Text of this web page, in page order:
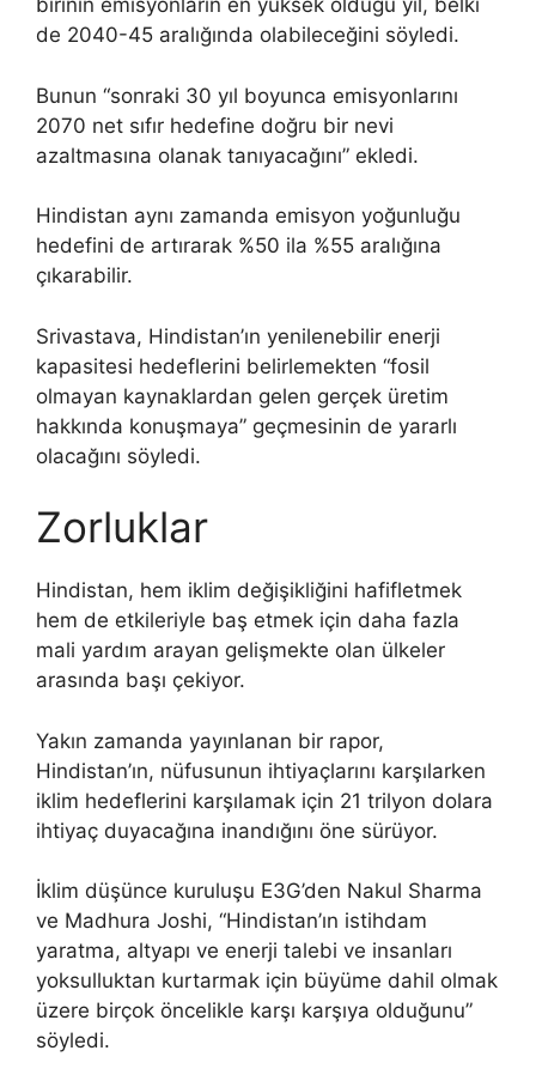
birinin emisyonların en yüksek olduğu yıl, belki
de 2040-45 aralığında olabileceğini söyledi.
Bunun “sonraki 30 yıl boyunca emisyonlarını
2070 net sıfır hedefine doğru bir nevi
azaltmasına olanak tanıyacağını” ekledi.
Hindistan aynı zamanda emisyon yoğunluğu
hedefini de artırarak %50 ila %55 aralığına
çıkarabilir.
Srivastava, Hindistan’ın yenilenebilir enerji
kapasitesi hedeflerini belirlemekten “fosil
olmayan kaynaklardan gelen gerçek üretim
hakkında konuşmaya” geçmesinin de yararlı
olacağını söyledi.
Zorluklar
Hindistan, hem iklim değişikliğini hafifletmek
hem de etkileriyle baş etmek için daha fazla
mali yardım arayan gelişmekte olan ülkeler
arasında başı çekiyor.
Yakın zamanda yayınlanan bir rapor,
Hindistan’ın, nüfusunun ihtiyaçlarını karşılarken
iklim hedeflerini karşılamak için 21 trilyon dolara
ihtiyaç duyacağına inandığını öne sürüyor.
İklim düşünce kuruluşu E3G’den Nakul Sharma
ve Madhura Joshi, “Hindistan’ın istihdam
yaratma, altyapı ve enerji talebi ve insanları
yoksulluktan kurtarmak için büyüme dahil olmak
üzere birçok öncelikle karşı karşıya olduğunu”
söyledi.